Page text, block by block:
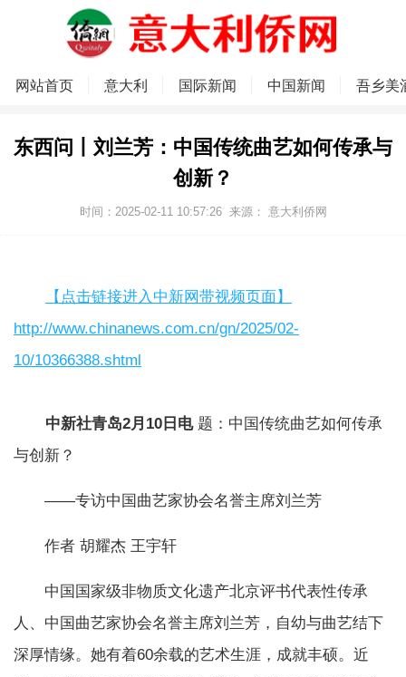
网站首页 意大利 国际新闻 中国新闻 吾乡美
东西问丨刘兰芳：中国传统曲艺如何传承与
创新？
时间：2025-02-11 10:57:26 来源： 意大利侨网
【点击链接进入中新网带视频页面】
http://www.chinanews.com.cn/gn/2025/02-
10/10366388.shtml
中新社青岛2月10日电题：中国传统曲艺如何传承
与创新？
——专访中国曲艺家协会名誉主席刘兰芳
作者 胡耀杰 王宇轩
中国国家级非物质文化遗产北京评书代表性传承
人、中国曲艺家协会名誉主席刘兰芳，自幼与曲艺结下
深厚情缘。她有着60余载的艺术生涯，成就丰硕。近